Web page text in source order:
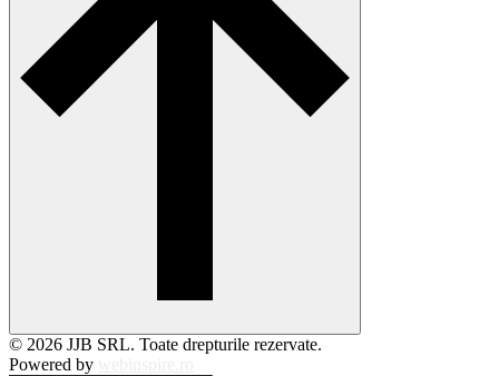
© 2026 JJB SRL. Toate drepturile rezervate.
Powered by